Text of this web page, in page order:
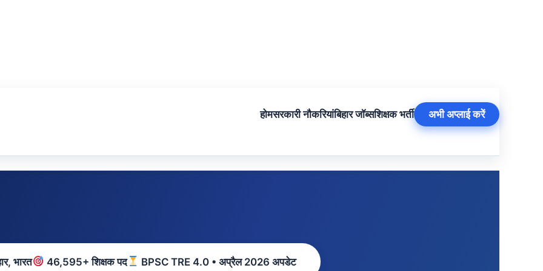
होमसरकारी नौकरियांबिहार जॉब्सशिक्षक भर्ती अभी अप्लाई करें
भारत 46,595+ शिक्षक पद BPSC TRE 4.0 • अप्रैल 2026 अपडेट